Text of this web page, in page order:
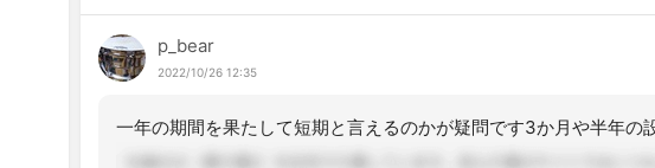
p_bear
2022/10/26 12:35